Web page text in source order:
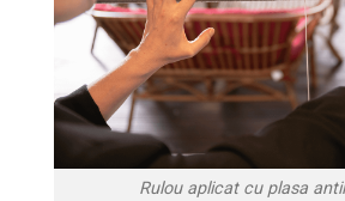
Rulou aplicat cu plasa